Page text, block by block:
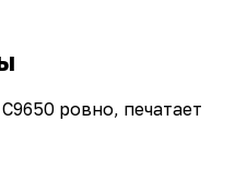
ровно, печатает